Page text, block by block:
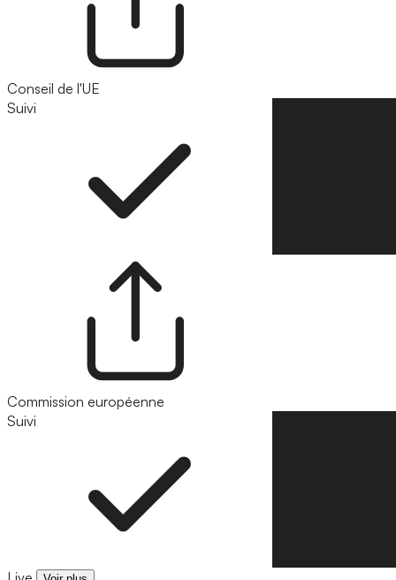
Conseil de l'UE
Suivi
Commission européenne
Suivi